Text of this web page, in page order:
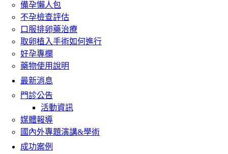
備孕懶人包
不孕檢查評估
口服排卵藥治療
取卵植入手術如何進行
好孕專欄
藥物使用說明
最新消息
門診公告
活動資訊
媒體報導
國內外專題演講&學術
成功案例